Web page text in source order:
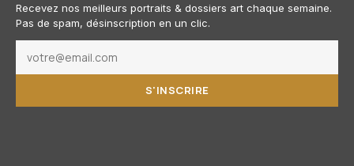
Recevez nos meilleurs portraits & dossiers art chaque semaine.
Pas de spam, désinscription en un clic.
S'INSCRIRE